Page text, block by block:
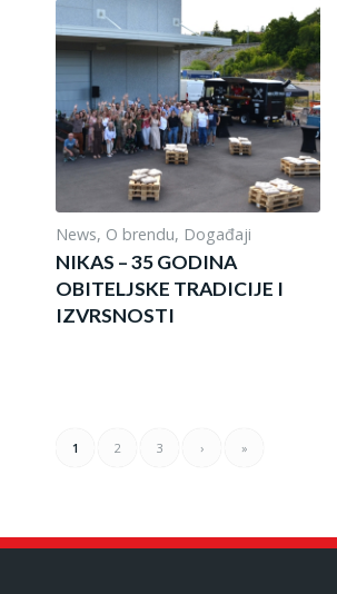
News, O brendu, Događaji
NIKAS – 35 GODINA
OBITELJSKE TRADICIJE I
IZVRSNOSTI
1 2 3 › »